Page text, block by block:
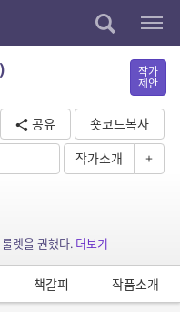
작가
제안
공유
숏코드복사
작가소개 +
렛을 권했다. 더보기
책갈피 작품소개